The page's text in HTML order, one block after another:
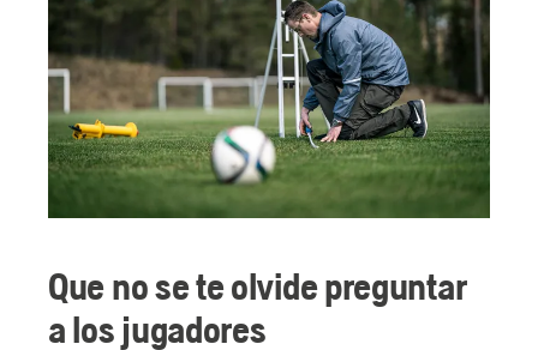
Que no se te olvide preguntar
a los jugadores